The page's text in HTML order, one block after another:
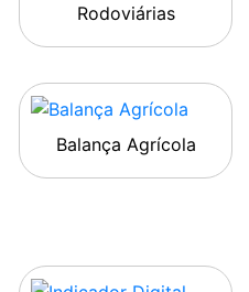
Rodoviárias
Balança Agrícola